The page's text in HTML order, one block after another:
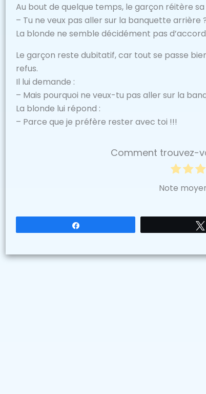
Au bout de quelque temps, le garçon réitère
– Tu ne veux pas aller sur la banquette arrière
La blonde ne semble décidément pas
Le garçon reste dubitatif, car tout se passe
refus.
Il lui demande :
– Mais pourquoi ne veux-tu pas aller sur la
La blonde lui répond :
– Parce que je préfère rester avec toi !!!
Comment trouvez-
Note